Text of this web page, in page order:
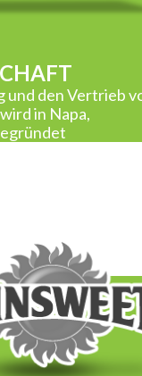
und den Vertrieb
in Napa,